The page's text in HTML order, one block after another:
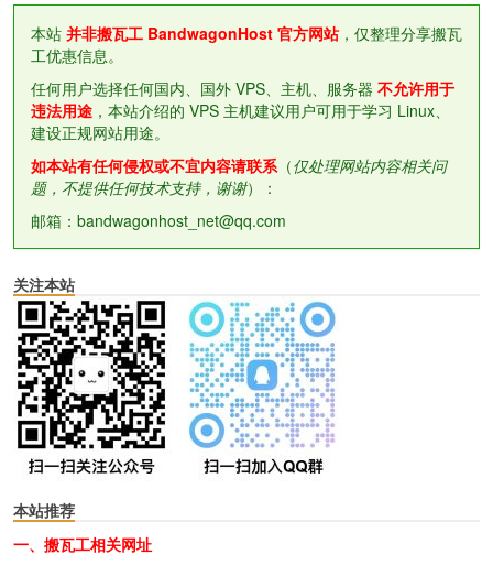
本站 并非搬瓦工 BandwagonHost 官方网站，仅整理分享搬瓦
工优惠信息。
任何用户选择任何国内、国外 VPS、主机、服务器 不允许用于
违法用途 ，本站介绍的 VPS 主机建议用户可用于学习 Linux、
建设正规网站用途。
如本站有任何侵权或不宜内容请联系（仅处理网站内容相关问
题，不提供任何技术支持，谢谢）：
邮箱：bandwagonhost_net@qq.com
关注本站
本站推荐
一、搬瓦工相关网址